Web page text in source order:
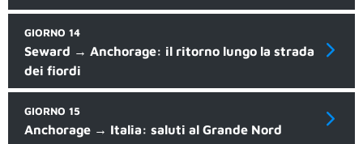
GIORNO 14
Seward → Anchorage: il ritorno lungo la strada
dei fiordi
GIORNO 15
Anchorage → Italia: saluti al Grande Nord